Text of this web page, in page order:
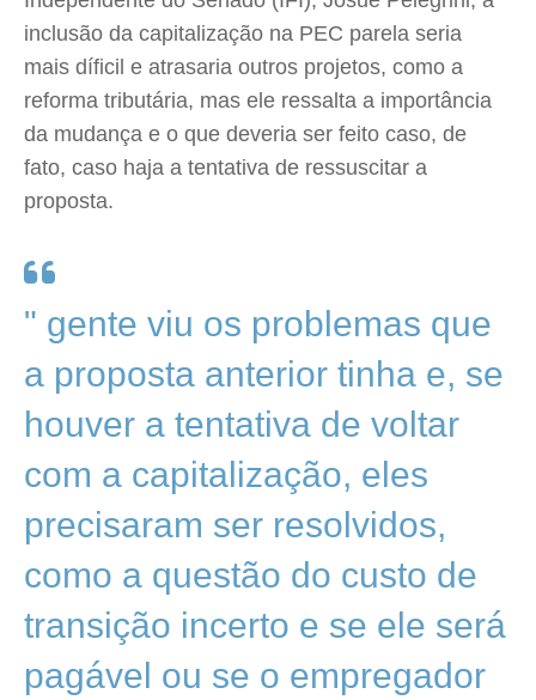
inclusão da capitalização na PEC parela seria
mais díficil e atrasaria outros projetos, como a
reforma tributária, mas ele ressalta a importância
da mudança e o que deveria ser feito caso, de
fato, caso haja a tentativa de ressuscitar a
proposta.
" gente viu os problemas que
a proposta anterior tinha e, se
houver a tentativa de voltar
com a capitalização, eles
precisaram ser resolvidos,
como a questão do custo de
transição incerto e se ele será
pagável ou se o empregador